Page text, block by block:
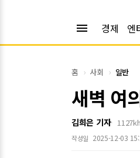
menu 경제 엔
홈 사회 일반
새벽 여
김희은 기자
작성일 2025-12-03